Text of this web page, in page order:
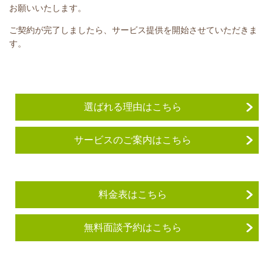
お願いいたします。
ご契約が完了しましたら、サービス提供を開始させていただきま
す。
選ばれる理由はこちら
サービスのご案内はこちら
料金表はこちら
無料面談予約はこちら